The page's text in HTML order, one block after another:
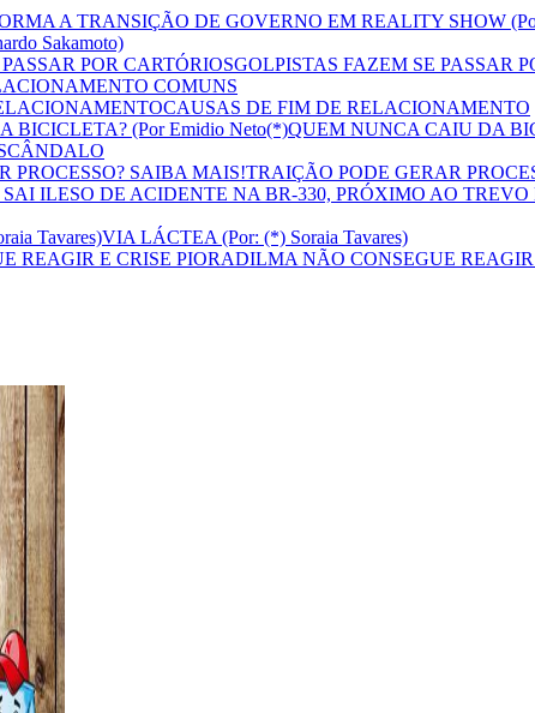
Sakamoto)
GOLPISTAS FAZEM SE PASSAR
COMUNS
CAUSAS DE FIM DE RELACIONAMENTO
QUEM NUNCA CAIU DA
TRAIÇÃO PODE GERAR
VIA LÁCTEA (Por: (*) Soraia Tavares)
DILMA NÃO CONSEGUE REAGIR